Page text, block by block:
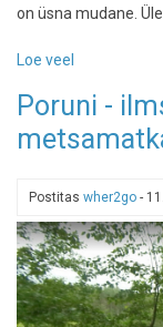
on üsna mudane.
Loe veel
ette
Norra-
Poruni -
Postitas wher2go -